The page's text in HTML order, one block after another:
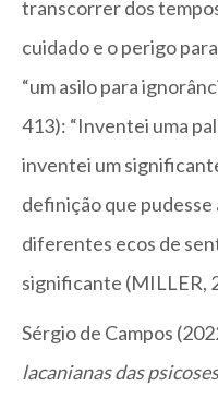
transcorrer dos
cuidado e o perigo
“um asilo para
413): “Inventei uma
inventei um
definição que
diferentes ecos de
significante (MILLER,
Sérgio de Campos
lacanianas das